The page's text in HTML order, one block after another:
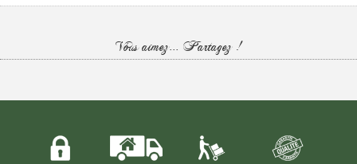
Vous aimez... Partagez !